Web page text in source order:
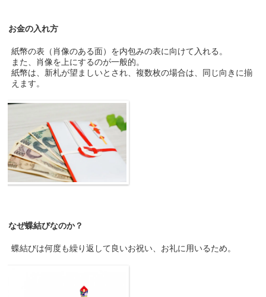
お金の入れ方
紙幣の表（肖像のある面）を内包みの表に向けて入れる。
また、肖像を上にするのが一般的。
紙幣は、新札が望ましいとされ、複数枚の場合は、同じ向きに揃
えます。
なぜ蝶結びなのか？
蝶結びは何度も繰り返して良いお祝い、お礼に用いるため。